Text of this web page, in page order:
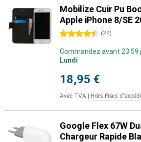
Mobilize Cuir Pu
Apple iPhone 8/SE
4.5 étoiles (24)
Commandez avant 23:59
Lundi
18,95 €
Avec TVA Hors Frais
Google Flex 67W
Chargeur Rapide